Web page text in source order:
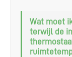
Wat moet
terwijl de